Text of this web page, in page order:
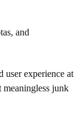
and
user experience at
meaningless junk